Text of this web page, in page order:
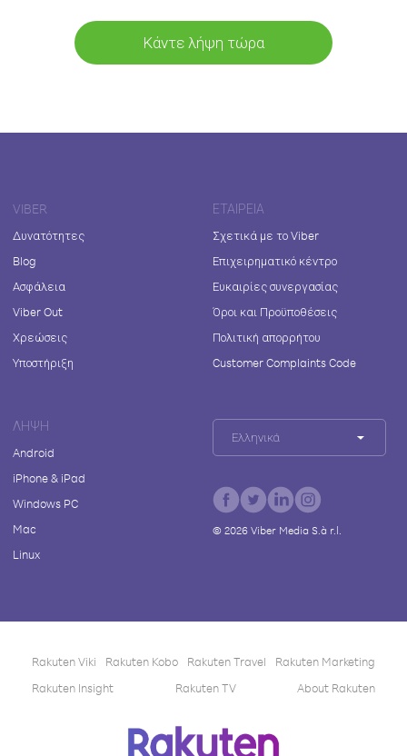
Κάντε λήψη τώρα
VIBER
Δυνατότητες
Blog
Ασφάλεια
Viber Out
Χρεώσεις
Υποστήριξη
ΕΤΑΙΡΕΊΑ
Σχετικά με το Viber
Επιχειρηματικό κέντρο
Ευκαιρίες συνεργασίας
Όροι και Προϋποθέσεις
Πολιτική απορρήτου
Customer Complaints Code
ΛΉΨΗ
Android
iPhone & iPad
Windows PC
Mac
Linux
Ελληνικά
© 2026Viber Media S.à r.l.
Rakuten Viki Rakuten Kobo Rakuten Travel
Rakuten Marketing
Rakuten Insight
Rakuten TV About Rakuten